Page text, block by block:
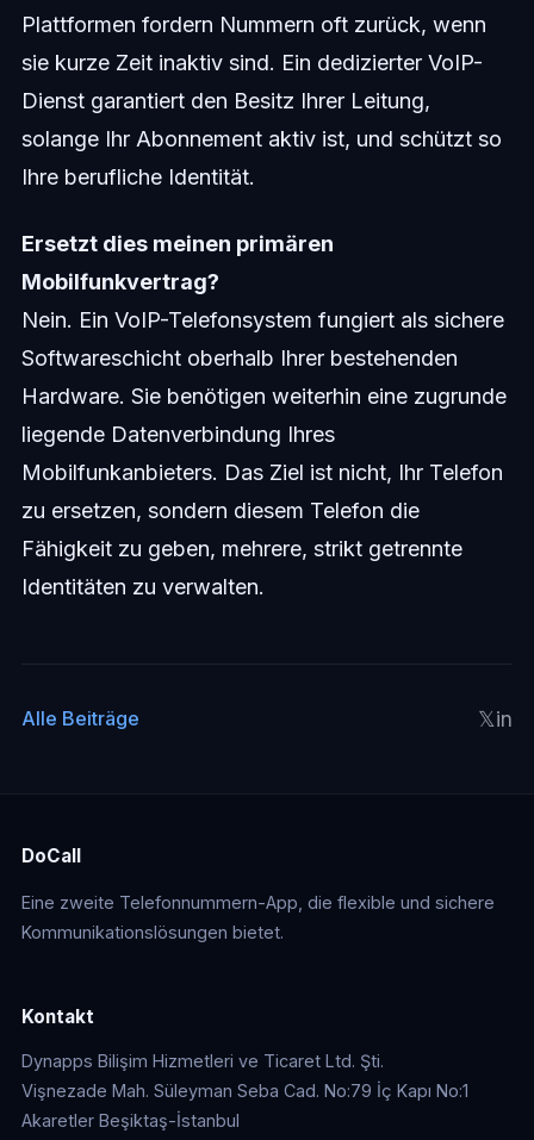
Plattformen fordern Nummern oft zurück, wenn
sie kurze Zeit inaktiv sind. Ein dedizierter VoIP-
Dienst garantiert den Besitz Ihrer Leitung,
solange Ihr Abonnement aktiv ist, und schützt so
Ihre berufliche Identität.
Ersetzt dies meinen primären
Mobilfunkvertrag?
Nein. Ein VoIP-Telefonsystem fungiert als sichere
Softwareschicht oberhalb Ihrer bestehenden
Hardware. Sie benötigen weiterhin eine zugrunde
liegende Datenverbindung Ihres
Mobilfunkanbieters. Das Ziel ist nicht, Ihr Telefon
zu ersetzen, sondern diesem Telefon die
Fähigkeit zu geben, mehrere, strikt getrennte
Identitäten zu verwalten.
Alle Beiträge 𝕏in
DoCall
Eine zweite Telefonnummern-App, die flexible und sichere
Kommunikationslösungen bietet.
Kontakt
Dynapps Bilişim Hizmetleri ve Ticaret Ltd. Şti.
Vişnezade Mah. Süleyman Seba Cad. No:79 İç Kapı No:1
Akaretler Beşiktaş-İstanbul